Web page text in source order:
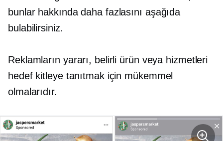
bunlar hakkında daha fazlasını aşağıda
bulabilirsiniz.
Reklamların yararı, belirli ürün veya hizmetleri
hedef kitleye tanıtmak için mükemmel
olmalarıdır.